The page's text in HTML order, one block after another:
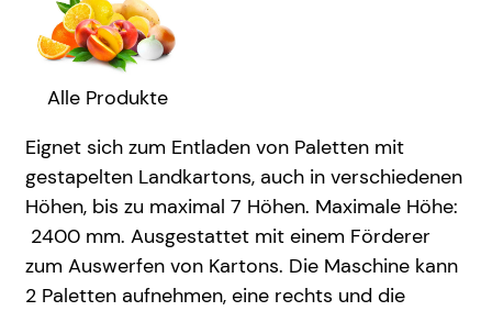
Alle Produkte
Eignet sich zum Entladen von Paletten mit
gestapelten Landkartons, auch in verschiedenen
Höhen, bis zu maximal 7 Höhen. Maximale Höhe:
2400 mm. Ausgestattet mit einem Förderer
zum Auswerfen von Kartons. Die Maschine kann
2 Paletten aufnehmen, eine rechts und die